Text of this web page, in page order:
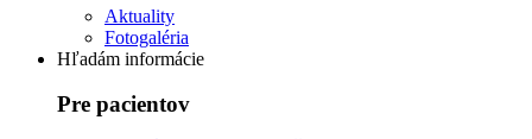
Aktuality
Fotogaléria
Hľadám informácie
Pre pacientov